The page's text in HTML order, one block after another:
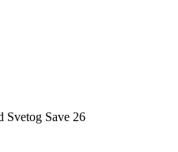
Svetog Save 26